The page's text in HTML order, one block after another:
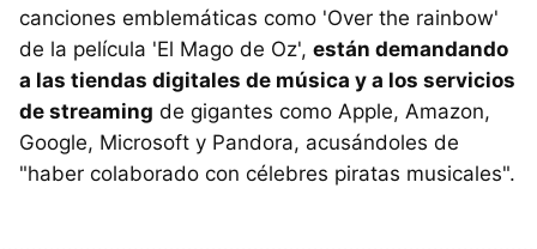
canciones emblemáticas como 'Over the rainbow'
de la película 'El Mago de Oz', están demandando
a las tiendas digitales de música y a los servicios
de streaming de gigantes como Apple, Amazon,
Google, Microsoft y Pandora, acusándoles de
"haber colaborado con célebres piratas musicales".